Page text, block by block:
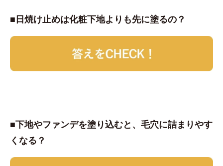
■日焼け止めは化粧下地よりも先に塗るの？
■下地やファンデを塗り込むと、毛穴に詰まりやす
くなる？